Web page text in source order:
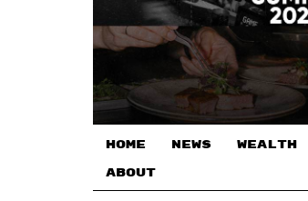
HOME NEWS WEALTH
ABOUT